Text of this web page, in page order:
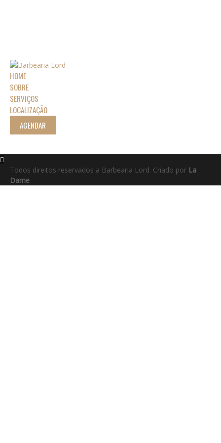
HOME
SOBRE
SERVIÇOS
LOCALIZAÇÃO
AGENDAR
Todos direitos reservados a Barbearia Lord. Criado por La
Dame